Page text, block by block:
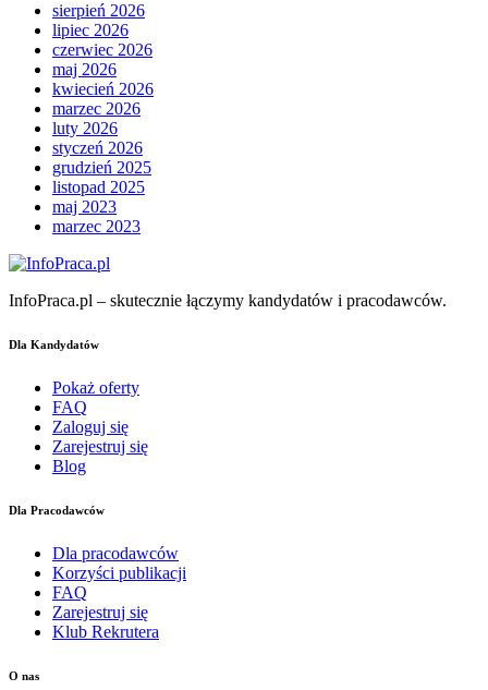
sierpień 2026
lipiec 2026
czerwiec 2026
maj 2026
kwiecień 2026
marzec 2026
luty 2026
styczeń 2026
grudzień 2025
listopad 2025
maj 2023
marzec 2023
InfoPraca.pl – skutecznie łączymy kandydatów i pracodawców.
Dla Kandydatów
Pokaż oferty
FAQ
Zaloguj się
Zarejestruj się
Blog
Dla Pracodawców
Dla pracodawców
Korzyści publikacji
FAQ
Zarejestruj się
Klub Rekrutera
O nas